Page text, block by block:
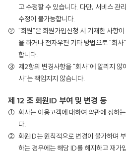
고 수정할 수 있습니다. 다만, 서비스 관
수정이 불가능합니다.
"회원"은 회원가입신청 시 기재한 사항
을 하거나 전자우편 기타 방법으로 "회
합니다.
제2항의 변경사항을 "회사"에 알리지 않
사"는 책임지지 않습니다.
제 12 조 회원ID 부여 및 변경 등
회사는 이용고객에 대하여 약관에 정하
다.
회원ID는 원칙적으로 변경이 불가하며
하는 경우에는 해당 ID를 해지하고 재가